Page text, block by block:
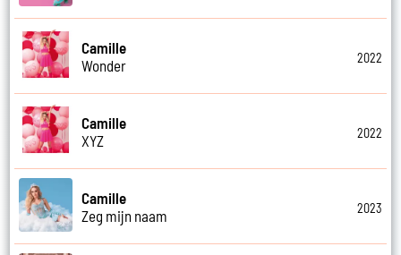
Camille
Wonder
2022
Camille
XYZ
2022
Camille
Zeg mijn naam
2023